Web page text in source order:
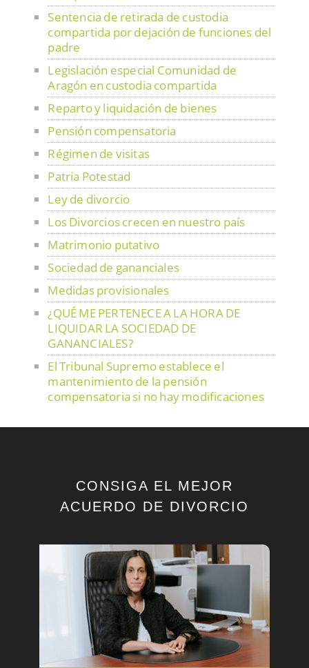
Sentencia de retirada de custodia
compartida por dejación de funciones del
padre
Legislación especial Comunidad de
Aragón en custodia compartida
Reparto y liquidación de bienes
Pensión compensatoria
Régimen de visitas
Patria Potestad
Ley de divorcio
Los Divorcios crecen en nuestro país
Matrimonio putativo
Sociedad de gananciales
Medidas provisionales
¿QUÉ ME PERTENECE A LA HORA DE
LIQUIDAR LA SOCIEDAD DE
GANANCIALES?
El Tribunal Supremo establece el
mantenimiento de la pensión
compensatoria si no hay modificaciones
Procedimiento del divorcio de común
acuerdo
alimentos
Los menores en los procedimientos
familiares
Extinción de la pensión compensatoria
¿Cuándo dejo de prestar la pensión
alimenticia?
CONSIGA EL MEJOR
ACUERDO DE DIVORCIO